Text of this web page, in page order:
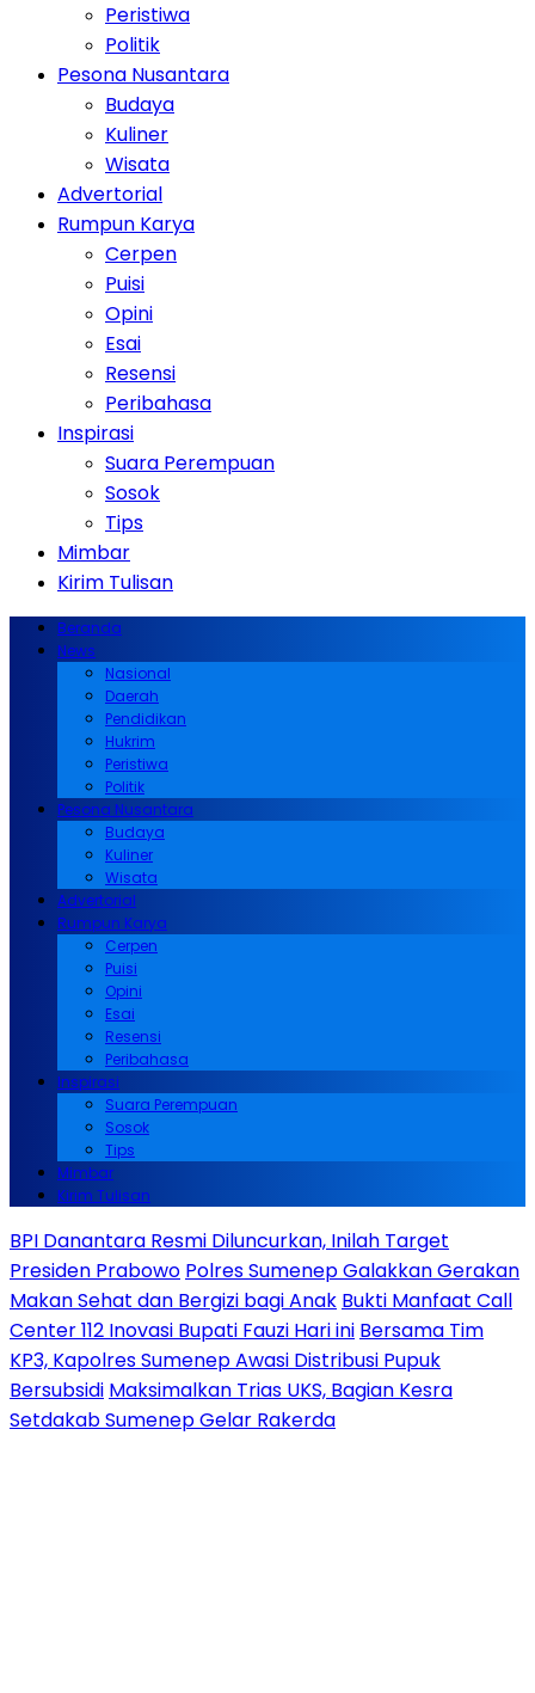
Peristiwa
Politik
Pesona Nusantara
Budaya
Kuliner
Wisata
Advertorial
Rumpun Karya
Cerpen
Puisi
Opini
Esai
Resensi
Peribahasa
Inspirasi
Suara Perempuan
Sosok
Tips
Mimbar
Kirim Tulisan
Beranda
News
Nasional
Daerah
Pendidikan
Hukrim
Peristiwa
Politik
Pesona Nusantara
Budaya
Kuliner
Wisata
Advertorial
Rumpun Karya
Cerpen
Puisi
Opini
Esai
Resensi
Peribahasa
Inspirasi
Suara Perempuan
Sosok
Tips
Mimbar
Kirim Tulisan
BPI Danantara Resmi Diluncurkan, Inilah Target
Presiden Prabowo Polres Sumenep Galakkan Gerakan
Makan Sehat dan Bergizi bagi Anak Bukti Manfaat Call
Center 112 Inovasi Bupati Fauzi Hari ini Bersama Tim
KP3, Kapolres Sumenep Awasi Distribusi Pupuk
Bersubsidi Maksimalkan Trias UKS, Bagian Kesra
Setdakab Sumenep Gelar Rakerda